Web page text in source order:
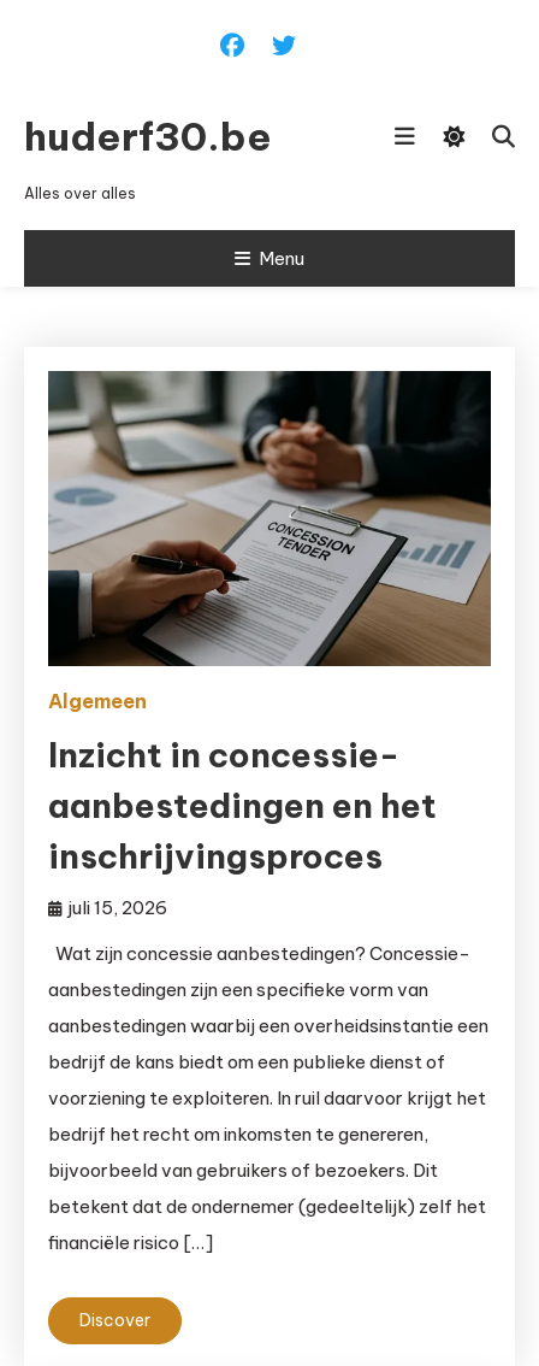
huderf30.be
Alles over alles
Menu
Algemeen
Inzicht in concessie-
aanbestedingen en het
inschrijvingsproces
juli 15, 2026
Wat zijn concessie aanbestedingen? Concessie-
aanbestedingen zijn een specifieke vorm van
aanbestedingen waarbij een overheidsinstantie een
bedrijf de kans biedt om een publieke dienst of
voorziening te exploiteren. In ruil daarvoor krijgt het
bedrijf het recht om inkomsten te genereren,
bijvoorbeeld van gebruikers of bezoekers. Dit
betekent dat de ondernemer (gedeeltelijk) zelf het
financiële risico […]
Discover